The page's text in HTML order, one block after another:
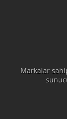
Markalar